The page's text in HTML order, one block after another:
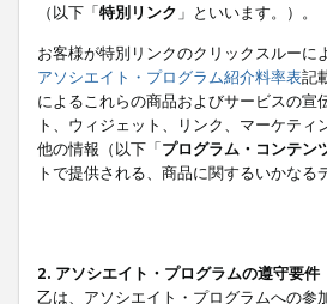
（以下「特別リンク 」といいます。）。
お客様が特別リンクのクリックスルー
アソシエイト・プログラム紹介料率表記
によるこれらの商品およびサービスの
ト、ウィジェット、リンク、マーケテ
他の情報（以下「プログラム・コンテン
トで提供される、商品に関するいかな
2. アソシエイト・プログラムの遵守要件
乙は、アソシエイト・プログラムへの